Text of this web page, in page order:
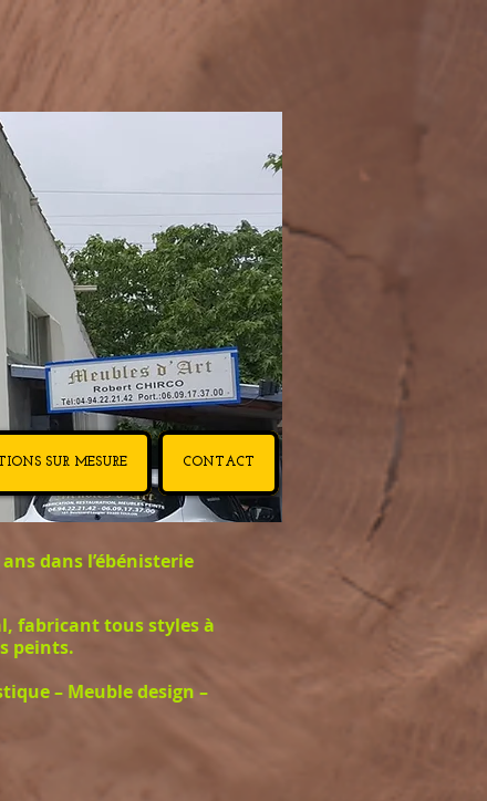
SUR MESURE CONTACT
dans l’ébénisterie
fabricant tous styles à
peints.
– Meuble design –